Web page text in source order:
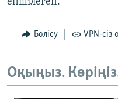
еншілеген.
Бөлісу VPN-сіз
Оқыңыз.